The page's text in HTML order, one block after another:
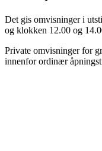
Det gis omvisninger i
og klokken 12.00 og
Private omvisninger for
innenfor ordinær